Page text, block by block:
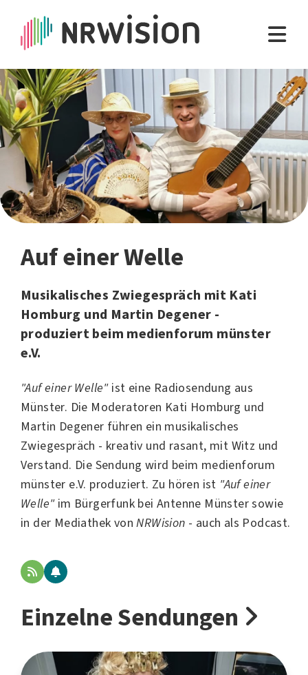
Auf einer Welle
Musikalisches Zwiegespräch mit Kati
Homburg und Martin Degener -
produziert beim medienforum münster
e.V.
"Auf einer Welle"ist eine Radiosendung aus
Münster. Die Moderatoren Kati Homburg und
Martin Degener führen ein musikalisches
Zwiegespräch - kreativ und rasant, mit Witz und
Verstand. Die Sendung wird beim medienforum
münster e.V. produziert. Zu hören ist "Auf einer
Welle"im Bürgerfunk beiAntenne Münstersowie
in der Mediathek vonNRWision - auch als Podcast.
Einzelne Sendungen